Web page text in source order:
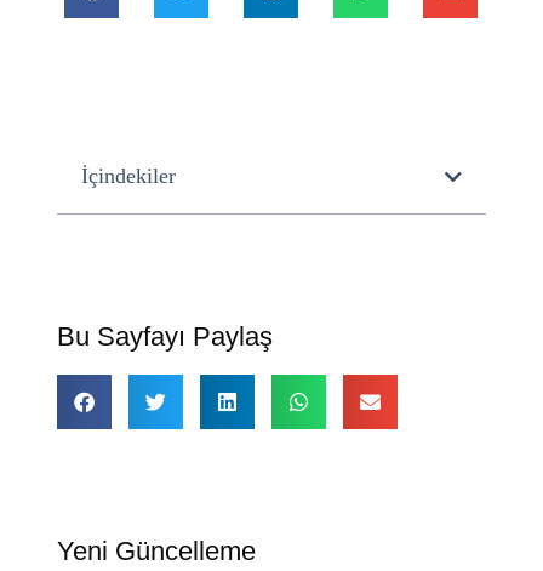
İçindekiler
Bu Sayfayı Paylaş
Yeni Güncelleme